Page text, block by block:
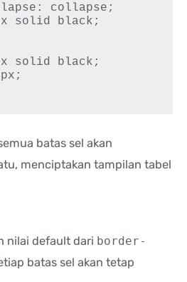
batas sel akan
menciptakan tampilan tabel
nilai default dari border-
batas sel akan tetap